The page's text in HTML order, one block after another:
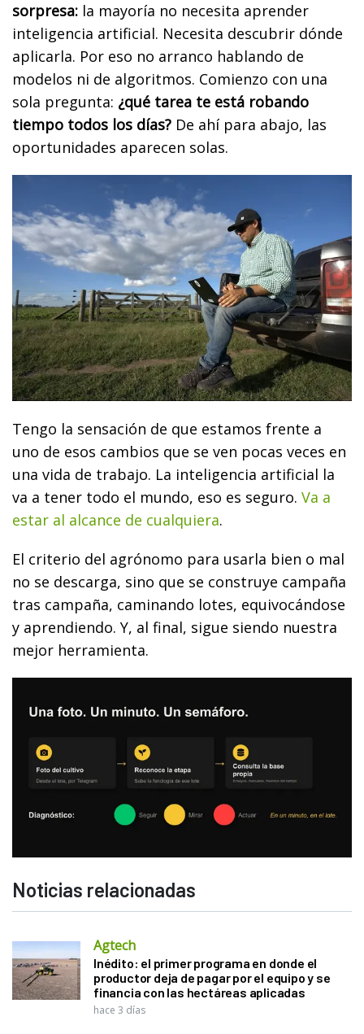
sorpresa: la mayoría no necesita aprender
inteligencia artificial. Necesita descubrir dónde
aplicarla. Por eso no arranco hablando de
modelos ni de algoritmos. Comienzo con una
sola pregunta: ¿qué tarea te está robando
tiempo todos los días? De ahí para abajo, las
oportunidades aparecen solas.
Tengo la sensación de que estamos frente a
uno de esos cambios que se ven pocas veces en
una vida de trabajo. La inteligencia artificial la
va a tener todo el mundo, eso es seguro. Va a
estar al alcance de cualquiera.
El criterio del agrónomo para usarla bien o mal
no se descarga, sino que se construye campaña
tras campaña, caminando lotes, equivocándose
y aprendiendo. Y, al final, sigue siendo nuestra
mejor herramienta.
Noticias relacionadas
Agtech
Inédito: el primer programa en donde el
productor deja de pagar por el equipo y se
financia con las hectáreas aplicadas
hace 3 días